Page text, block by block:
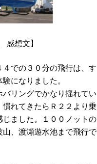
感想文】
４での３０分の飛行は、す
になりました。
バリングでかなり揺れてい
慣れてきたらＲ２２より乗
じました。１００ノットの
山、渡瀬遊水池まで飛行で